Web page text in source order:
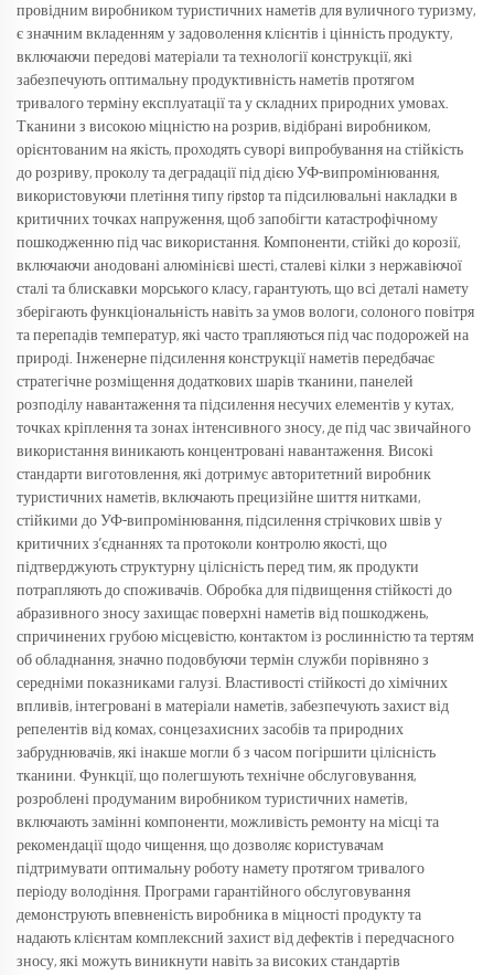
провідним виробником туристичних наметів для вуличного туризму,
є значним вкладенням у задоволення клієнтів і цінність продукту,
включаючи передові матеріали та технології конструкції, які
забезпечують оптимальну продуктивність наметів протягом
тривалого терміну експлуатації та у складних природних умовах.
Тканини з високою міцністю на розрив, відібрані виробником,
орієнтованим на якість, проходять суворі випробування на стійкість
до розриву, проколу та деградації під дією УФ-випромінювання,
використовуючи плетіння типу ripstop та підсилювальні накладки в
критичних точках напруження, щоб запобігти катастрофічному
пошкодженню під час використання. Компоненти, стійкі до корозії,
включаючи анодовані алюмінієві шесті, сталеві кілки з нержавіючої
сталі та блискавки морського класу, гарантують, що всі деталі намету
зберігають функціональність навіть за умов вологи, солоного повітря
та перепадів температур, які часто трапляються під час подорожей на
природі. Інженерне підсилення конструкції наметів передбачає
стратегічне розміщення додаткових шарів тканини, панелей
розподілу навантаження та підсилення несучих елементів у кутах,
точках кріплення та зонах інтенсивного зносу, де під час звичайного
використання виникають концентровані навантаження. Високі
стандарти виготовлення, які дотримує авторитетний виробник
туристичних наметів, включають прецизійне шиття нитками,
стійкими до УФ-випромінювання, підсилення стрічкових швів у
критичних з’єднаннях та протоколи контролю якості, що
підтверджують структурну цілісність перед тим, як продукти
потрапляють до споживачів. Обробка для підвищення стійкості до
абразивного зносу захищає поверхні наметів від пошкоджень,
спричинених грубою місцевістю, контактом із рослинністю та тертям
об обладнання, значно подовбуючи термін служби порівняно з
середніми показниками галузі. Властивості стійкості до хімічних
впливів, інтегровані в матеріали наметів, забезпечують захист від
репелентів від комах, сонцезахисних засобів та природних
забруднювачів, які інакше могли б з часом погіршити цілісність
тканини. Функції, що полегшують технічне обслуговування,
розроблені продуманим виробником туристичних наметів,
включають замінні компоненти, можливість ремонту на місці та
рекомендації щодо чищення, що дозволяє користувачам
підтримувати оптимальну роботу намету протягом тривалого
періоду володіння. Програми гарантійного обслуговування
демонструють впевненість виробника в міцності продукту та
надають клієнтам комплексний захист від дефектів і передчасного
зносу, які можуть виникнути навіть за високих стандартів